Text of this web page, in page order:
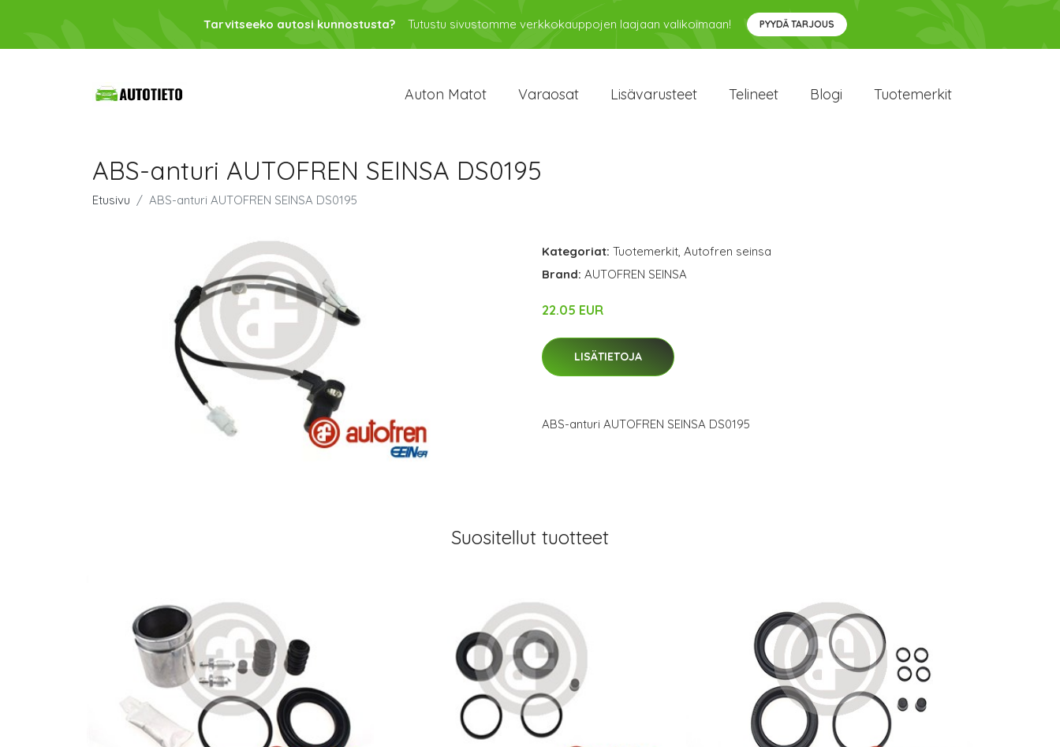
Tarvitseeko autosi kunnostusta? Tutustu sivustomme verkkokauppojen laajaan valikoimaan! PYYDÄ TARJOUS
Auton Matot Varaosat Lisävarusteet Telineet Blogi Tuotemerkit
ABS-anturi AUTOFREN SEINSA DS0195
Etusivu ABS-anturi AUTOFREN SEINSA DS0195
Kategoriat: Tuotemerkit, Autofren seinsa
Brand: AUTOFREN SEINSA
22.05 EUR
LISÄTIETOJA
ABS-anturi AUTOFREN SEINSA DS0195
Suositellut tuotteet